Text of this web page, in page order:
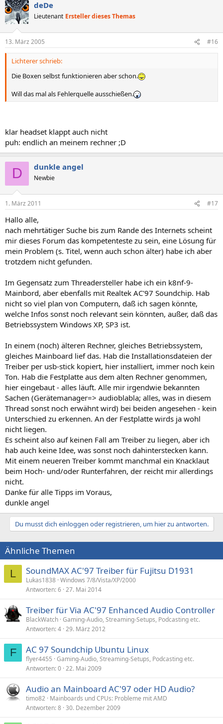
deDe
Lieutenant Ersteller dieses Themas
13. März 2005 #16
Lichterer schrieb:
Die Boxen selbst funktionieren aber schon.
Will das mal als Fehlerquelle ausschießen.
klar headset klappt auch nicht
puh: endlich an meinem rechner ;D
D dunkle angel
Newbie
1. März 2011 #17
Hallo alle,
nach mehrtätiger Suche bis zum Rande des Internets scheint
mir dieses Forum das kompetenteste zu sein, eine Lösung für
mein Problem (s. Titel, wenn auch schon älter) habe ich aber
trotzdem nicht gefunden.
Im Gegensatz zum Threadersteller habe ich ein k8nf-9-
Mainbord, aber ebenfalls mit Realtek AC'97 Soundchip. Hab
nicht so viel plan von Computern, daß ich sagen könnte,
welche Infos sonst noch relevant sein könnten, außer, daß das
Betriebssystem Windows XP, SP3 ist.
In einem (noch) älteren Rechner, gleiches Betriebssystem,
gleiches Mainboard lief das. Hab die Installationsdateien der
Treiber per usb-stick kopiert, hier installiert, immer noch kein
Ton. Hab die Festplatte aus dem alten Rechner genommen,
hier eingebaut - alles läuft. Alle mir irgendwie bekannten
Sachen (Gerätemanager=> audioblabla; alles, was in diesem
Thread sonst noch erwähnt wird) bei beiden angesehen - kein
Unterschied zu erkennen. An der Festplatte wirds ja wohl
nicht liegen.
Es scheint also auf keinen Fall am Treiber zu liegen, aber ich
hab auch keine Idee, was sonst noch dahinterstecken kann.
Mit einem neueren Treiber kommt manchmal ein Knacklaut
beim Hoch- und/oder Runterfahren, der reicht mir allerdings
nicht.
Danke für alle Tipps im Voraus,
dunkle angel
Du musst dich einloggen oder registrieren, um hier zu antworten.
Ähnliche Themen
L SoundMAX AC'97 Treiber für Fujitsu D1931
Lukas1838 Windows 7/8/Vista/XP/2000
Antworten 6 27. Mai 2014
Treiber für Via AC'97 Enhanced Audio Controller
BlackWatch Gaming-Audio, Streaming-Setups, Podcasting etc.
Antworten 4 29. März 2012
F AC 97 Soundchip Ubuntu Linux
flyer4455 Gaming-Audio, Streaming-Setups, Podcasting etc.
Antworten 0 22. Mai 2009
Audio an Mainboard AC'97 oder HD Audio?
timo82 Mainboards und CPUs: Probleme mit AMD
Antworten 8 30. Dezember 2009